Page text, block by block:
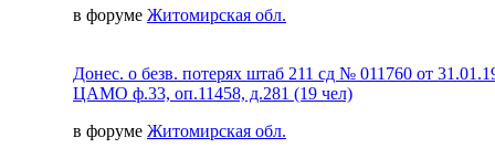
в форуме Житомирская обл.
Донес. о безв. потерях штаб 211 сд № 011760 от
ЦАМО ф.33, оп.11458, д.281 (19 чел)
в форуме Житомирская обл.